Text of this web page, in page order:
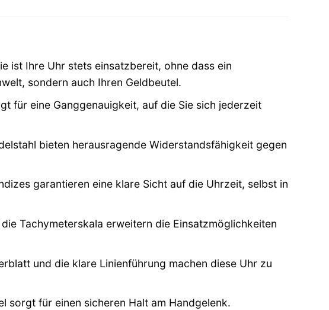
ist Ihre Uhr stets einsatzbereit, ohne dass ein
sondern auch Ihren Geldbeutel.
für eine Ganggenauigkeit, auf die Sie sich jederzeit
bieten herausragende Widerstandsfähigkeit gegen
garantieren eine klare Sicht auf die Uhrzeit, selbst in
Tachymeterskala erweitern die Einsatzmöglichkeiten
und die klare Linienführung machen diese Uhr zu
sorgt für einen sicheren Halt am Handgelenk.